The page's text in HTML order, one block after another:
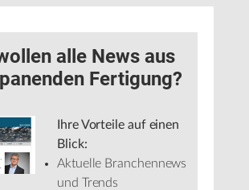
alle News aus
Fertigung?
Ihre Vorteile auf einen
Blick:
Aktuelle Branchennews
und Trends